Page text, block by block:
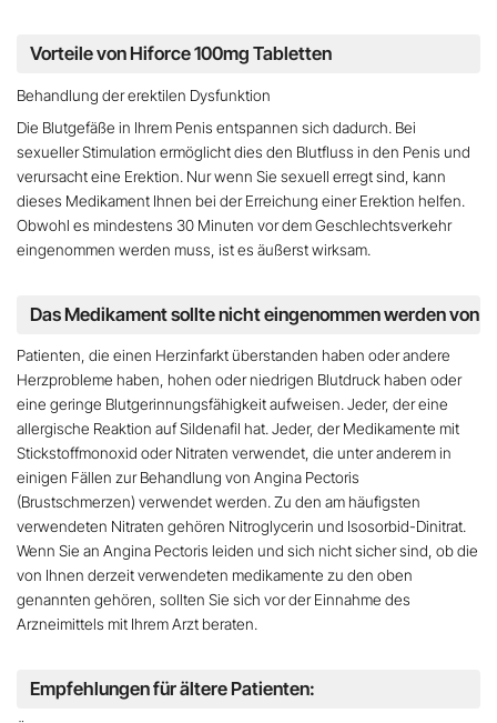
Vorteile von Hiforce 100mg Tabletten
Behandlung der erektilen Dysfunktion
Die Blutgefäße in Ihrem Penis entspannen sich dadurch. Bei
sexueller Stimulation ermöglicht dies den Blutfluss in den Penis und
verursacht eine Erektion. Nur wenn Sie sexuell erregt sind, kann
dieses Medikament Ihnen bei der Erreichung einer Erektion helfen.
Obwohl es mindestens 30 Minuten vor dem Geschlechtsverkehr
eingenommen werden muss, ist es äußerst wirksam.
Das Medikament sollte nicht eingenommen werden von
Patienten, die einen Herzinfarkt überstanden haben oder andere
Herzprobleme haben, hohen oder niedrigen Blutdruck haben oder
eine geringe Blutgerinnungsfähigkeit aufweisen. Jeder, der eine
allergische Reaktion auf Sildenafil hat. Jeder, der Medikamente mit
Stickstoffmonoxid oder Nitraten verwendet, die unter anderem in
einigen Fällen zur Behandlung von Angina Pectoris
(Brustschmerzen) verwendet werden. Zu den am häufigsten
verwendeten Nitraten gehören Nitroglycerin und Isosorbid-Dinitrat.
Wenn Sie an Angina Pectoris leiden und sich nicht sicher sind, ob die
von Ihnen derzeit verwendeten medikamente zu den oben
genannten gehören, sollten Sie sich vor der Einnahme des
Arzneimittels mit Ihrem Arzt beraten.
Empfehlungen für ältere Patienten: